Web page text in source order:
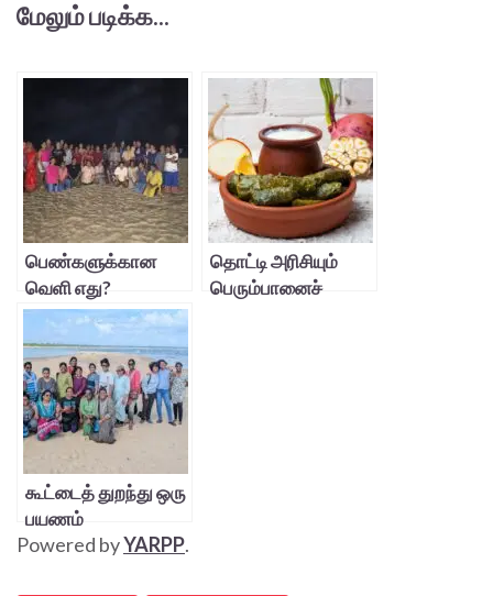
மேலும் படிக்க...
பெண்களுக்கான
வெளி எது?
தொட்டி அரிசியும்
பெரும்பானைச்
கூட்டைத் துறந்து ஒரு
பயணம்
Powered byYARPP.